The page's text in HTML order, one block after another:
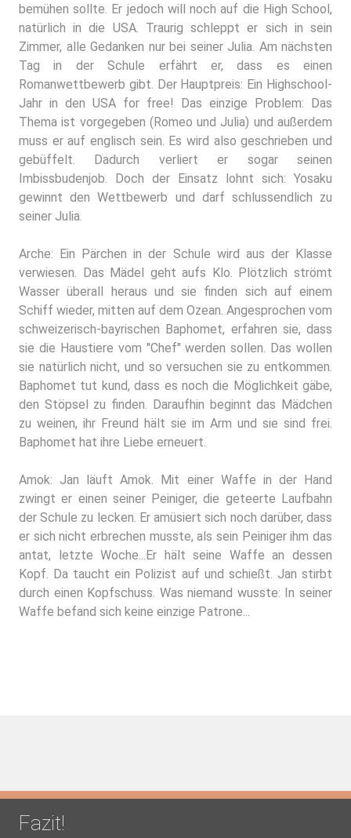
bemühen sollte. Er jedoch will noch auf die High School,
natürlich in die USA. Traurig schleppt er sich in sein
Zimmer, alle Gedanken nur bei seiner Julia. Am nächsten
Tag in der Schule erfährt er, dass es einen
Romanwettbewerb gibt. Der Hauptpreis: Ein Highschool-
Jahr in den USA for free! Das einzige Problem: Das
Thema ist vorgegeben (Romeo und Julia) und außerdem
muss er auf englisch sein. Es wird also geschrieben und
gebüffelt. Dadurch verliert er sogar seinen
Imbissbudenjob. Doch der Einsatz lohnt sich: Yosaku
gewinnt den Wettbewerb und darf schlussendlich zu
seiner Julia.
Arche: Ein Pärchen in der Schule wird aus der Klasse
verwiesen. Das Mädel geht aufs Klo. Plötzlich strömt
Wasser überall heraus und sie finden sich auf einem
Schiff wieder, mitten auf dem Ozean. Angesprochen vom
schweizerisch-bayrischen Baphomet, erfahren sie, dass
sie die Haustiere vom "Chef" werden sollen. Das wollen
sie natürlich nicht, und so versuchen sie zu entkommen.
Baphomet tut kund, dass es noch die Möglichkeit gäbe,
den Stöpsel zu finden. Daraufhin beginnt das Mädchen
zu weinen, ihr Freund hält sie im Arm und sie sind frei.
Baphomet hat ihre Liebe erneuert.
Amok: Jan läuft Amok. Mit einer Waffe in der Hand
zwingt er einen seiner Peiniger, die geteerte Laufbahn
der Schule zu lecken. Er amüsiert sich noch darüber, dass
er sich nicht erbrechen musste, als sein Peiniger ihm das
antat, letzte Woche...Er hält seine Waffe an dessen
Kopf. Da taucht ein Polizist auf und schießt. Jan stirbt
durch einen Kopfschuss. Was niemand wusste: In seiner
Waffe befand sich keine einzige Patrone...
Fazit!